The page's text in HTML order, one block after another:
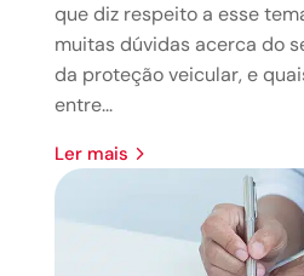
que diz respeito a esse
muitas dúvidas acerca do
da proteção veicular, e
entre...
ler mais